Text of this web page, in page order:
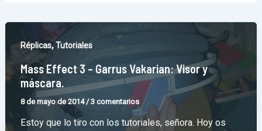
Réplicas,Tutoriales
Mass Effect 3 – Garrus Vakarian: Visor y
máscara.
8 de mayo de 2014 /3 comentarios
Estoy que lo tiro con los tutoriales, señora. Hoy os